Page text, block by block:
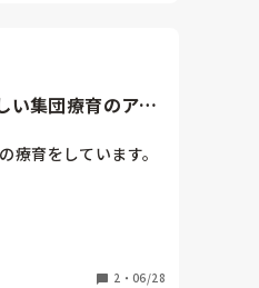
い集団療育のアイ
療育をしています。
感覚豊かではさみを
3人の療育があり
2 ・ 06/28